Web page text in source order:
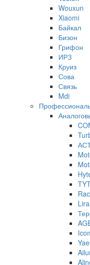
Wouxun
Xiaomi
Байкал
Бизон
Грифон
ИРЗ
Круиз
Сова
Связь
Mdi
Lira